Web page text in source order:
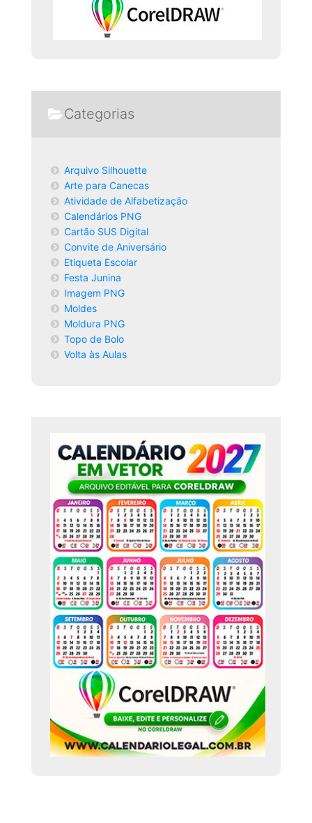
Categorias
Arquivo Silhouette
Arte para Canecas
Atividade de Alfabetização
Calendários PNG
Cartão SUS Digital
Convite de Aniversário
Etiqueta Escolar
Festa Junina
Imagem PNG
Moldes
Moldura PNG
Topo de Bolo
Volta às Aulas